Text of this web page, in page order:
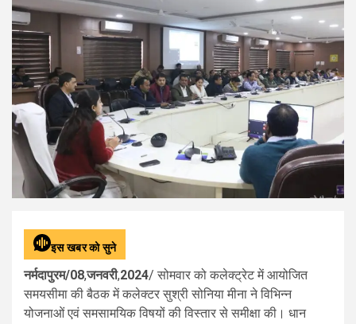
इस खबर को सुने
नर्मदापुरम/08,जनवरी,2024/ सोमवार को कलेक्ट्रेट में आयोजित
समयसीमा की बैठक में कलेक्टर सुश्री सोनिया मीना ने विभिन्न
योजनाओं एवं समसामयिक विषयों की विस्तार से समीक्षा की। धान